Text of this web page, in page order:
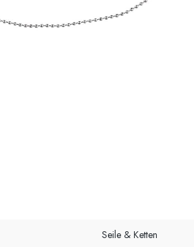
Seile & Ketten